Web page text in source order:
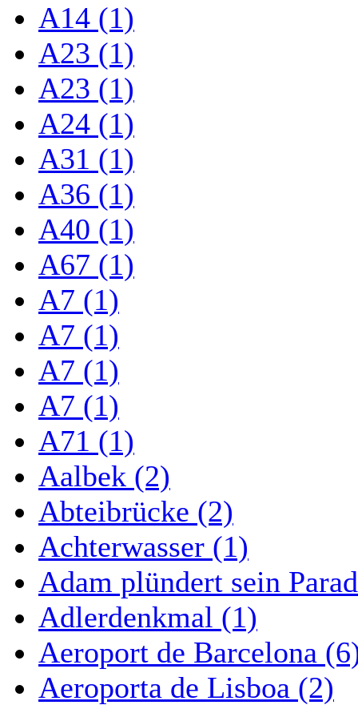
A14 (1)
A23 (1)
A23 (1)
A24 (1)
A31 (1)
A36 (1)
A40 (1)
A67 (1)
A7 (1)
A7 (1)
A7 (1)
A7 (1)
A71 (1)
Aalbek (2)
Abteibrücke (2)
Achterwasser (1)
Adam plündert sein
Adlerdenkmal (1)
Aeroport de Barcelona
Aeroporta de Lisboa (2)